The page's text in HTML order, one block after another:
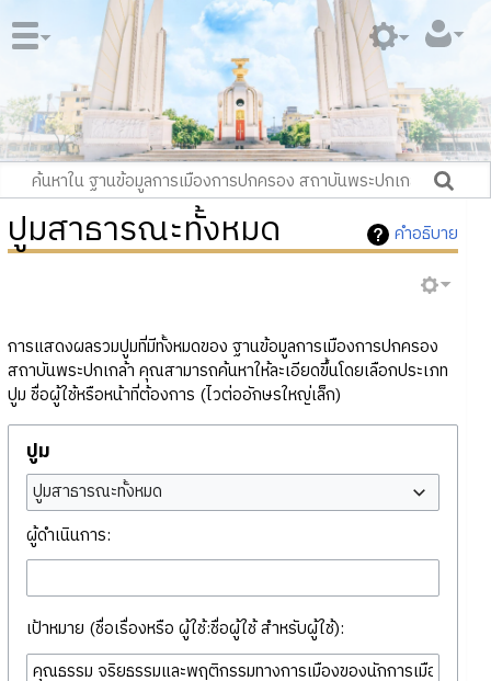
คำอธิบาย
ปูมสาธารณะทั้งหมด
การแสดงผลรวมปูมที่มีทั้งหมดของ ฐานข้อมูลการเมืองการปกครอง
สถาบันพระปกเกล้า คุณสามารถค้นหาให้ละเอียดขึ้นโดยเลือกประเภท
ปูม ชื่อผู้ใช้หรือหน้าที่ต้องการ (ไวต่ออักษรใหญ่เล็ก)
ปูม
ปูมสาธารณะทั้งหมด
ผู้ดำเนินการ:
เป้าหมาย (ชื่อเรื่องหรือ ผู้ใช้:ชื่อผู้ใช้ สำหรับผู้ใช้):